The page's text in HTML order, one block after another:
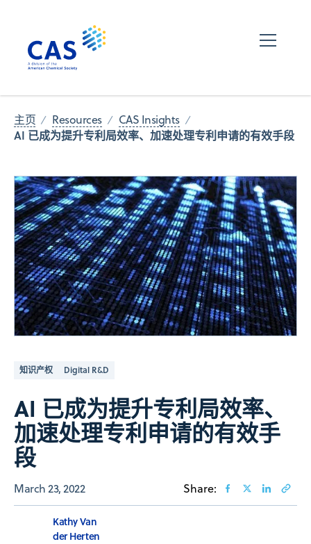
主页 Resources CAS Insights
AI 已成为提升专利局效率、加速处理专利申请的有效手段
知识产权 Digital R&D
AI 已成为提升专利局效率、
加速处理专利申请的有效手
段
March 23, 2022 Share:
Kathy Van
der Herten